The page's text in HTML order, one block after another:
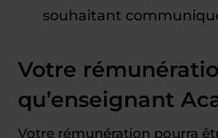
souhaitant
Votre
qu’enseignant
Votre rémunération pourra